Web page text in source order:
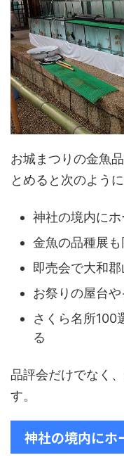
お城まつりの金魚
とめると次のように
神社の境内に
金魚の品種展
即売会で大和
お祭りの屋台
さくら名所100
る
品評会だけでなく
す。
神社の境内にホ